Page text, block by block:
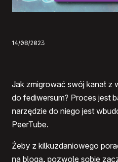
14/08/2023
Jak zmigrować swój kanał z
do fediwersum? Proces jest
narzędzie do niego jest
PeerTube.
Żeby z kilkuzdaniowego
na bloga, pozwolę sobie